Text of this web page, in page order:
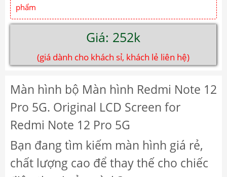
phẩm
Giá: 252k
(giá dành cho khách sỉ, khách lẻ liên hệ)
Màn hình bộ Màn hình Redmi Note 12
Pro 5G. Original LCD Screen for
Redmi Note 12 Pro 5G
Bạn đang tìm kiếm màn hình giá rẻ,
chất lượng cao để thay thế cho chiếc